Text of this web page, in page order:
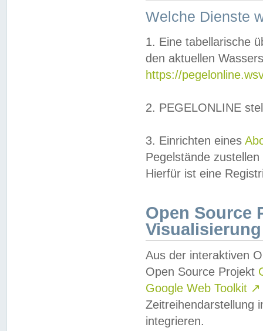
Welche Dienste
1. Eine tabellarische
den aktuellen
https://
2. PEGELONLINE
3. Einrichten eines
Pegelstände
Hierfür ist eine
Open Source
Visualisierung
Aus der interaktiven
Open Source Projekt
Google Web Toolkit ↗
Zeitreihendarstellung
integrieren.